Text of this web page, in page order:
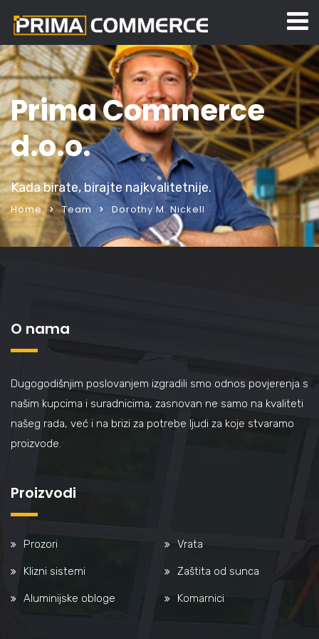
Prima Commerce
d.o.o.
Kada birate, birajte najkvalitetnije.
Home Team Dorothy M. Nickell
O nama
Dugogodišnjim poslovanjem izgradili smo odnos povjerenja s
našim kupcima i suradnicima, zasnovan ne samo na kvaliteti
našeg rada, već i na brizi za potrebe ljudi za koje stvaramo
proizvode.
Proizvodi
Prozori Vrata
Klizni sistemi Zaštita od sunca
Aluminijske obloge Komarnici